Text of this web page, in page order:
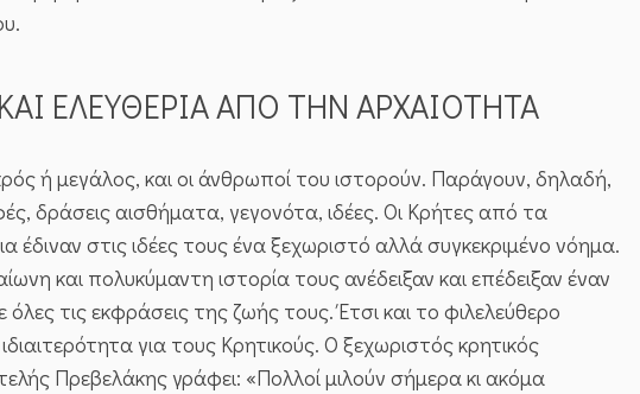
ΕΛΕΥΘΕΡΙΑ ΑΠΟ ΤΗΝ ΑΡΧΑΙΟΤΗΤΑ
ή μεγάλος, και οι άνθρωποί του ιστορούν. Παράγουν, δηλαδή,
δράσεις αισθήματα, γεγονότα, ιδέες. Οι Κρήτες από τα
έδιναν στις ιδέες τους ένα ξεχωριστό αλλά συγκεκριμένο νόημα.
και πολυκύμαντη ιστορία τους ανέδειξαν και επέδειξαν έναν
όλες τις εκφράσεις της ζωής τους. Έτσι και το φιλελεύθερο
για τους Κρητικούς. Ο ξεχωριστός κρητικός
Πρεβελάκης γράφει: «Πολλοί μιλούν σήμερα κι ακόμα